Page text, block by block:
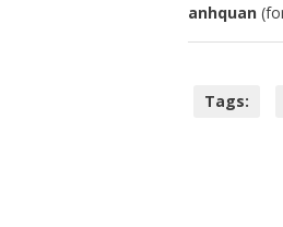
anhquan
Tags: